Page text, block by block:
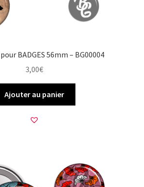
BADGES 56mm – BG00004
3,00€
Ajouter au panier